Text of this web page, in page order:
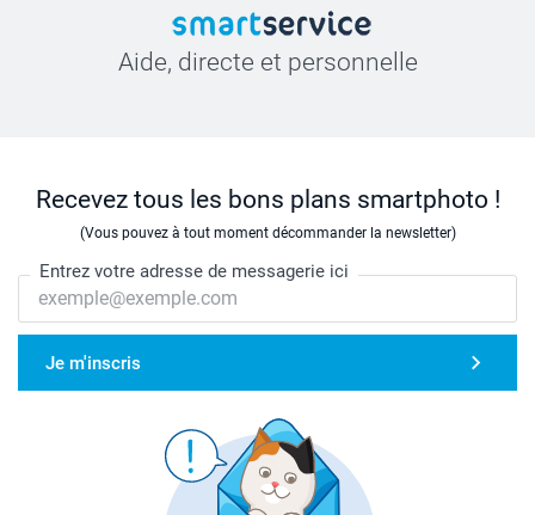
Aide, directe et personnelle
Recevez tous les bons plans smartphoto !
(Vous pouvez à tout moment décommander la newsletter)
Entrez votre adresse de messagerie ici
Je m'inscris